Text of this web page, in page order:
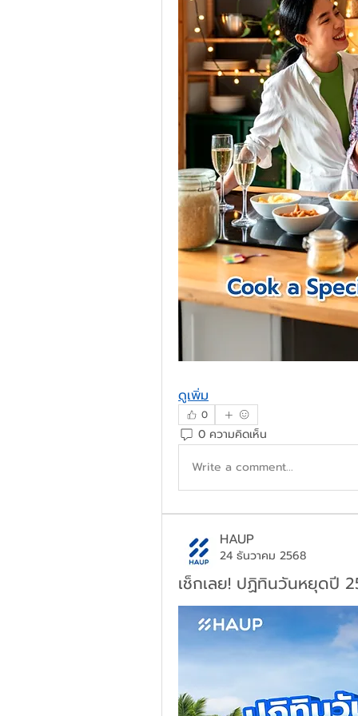
ดูเพิ่ม
0
0 ความคิดเห็น
Write a comment...
HAUP
24 ธันวาคม 2568
เช็กเลย! ปฏิทินวันหยุดปี